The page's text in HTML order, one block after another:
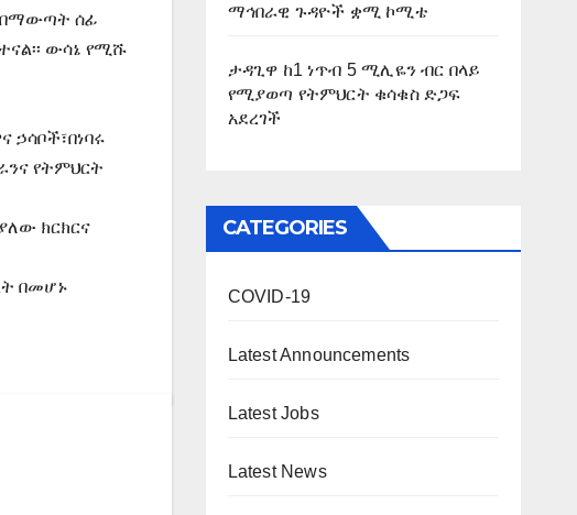
በማውጣት ሰፊ
ውሳኔ የሚሹ
ኃሳቦች፣በነባሩ
የትምህርት
ክርክርና
በመሆኑ
ማኅበራዊ ጉዳዮች ቋሚ ኮሚቴ
ታዳጊዋ ከ1 ነጥብ 5 ሚሊዬን ብር በላይ
የሚያወጣ የትምህርት ቁሳቁስ ድጋፍ
አደረገች
CATEGORIES
COVID-19
Latest Announcements
Latest Jobs
Latest News